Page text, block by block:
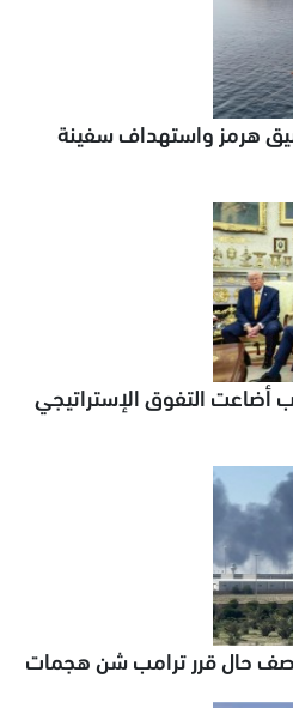
هرمز واستهداف سفينة
أضاعت التفوق الإستراتيجي
حال قرر ترامب شن هجمات